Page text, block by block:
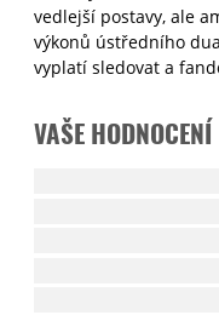
vedlejší postavy, ale
výkonů ústředního
vyplatí sledovat a
VAŠE HODNOCENÍ